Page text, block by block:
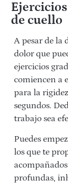
de cuello
A pesar de la
dolor que
ejercicios
comiencen a
para la
segundos.
trabajo sea
Puedes
los que te
profundas,